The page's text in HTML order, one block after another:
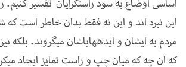
اساسی اوضاع به سود راست­گرایان تفسیر کنیم.
این نبرد اند و این نه فقط بدان خاطر است که
مردم به ایشان و ایده­های­اشان می­گروند. بلکه
که آن چه که میان چپ و راست تمایز ایجاد